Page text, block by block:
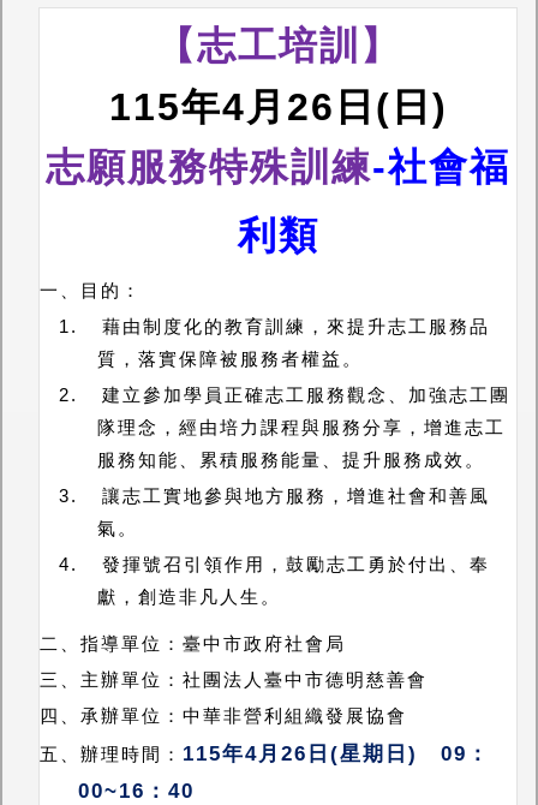
【志工培訓】
115年4月26日(日)
志願服務特殊訓練-社會福
利類
一、
目的：
1.
藉由制度化的教育訓練，來提升志工服務品
質，落實保障被服務者權益。
2.
建立參加學員正確志工服務觀念、加強志工團
隊理念，經由培力課程與服務分享，增進志工
服務知能、累積服務能量、提升服務成效。
3.
讓志工實地參與地方服務，增進社會和善風
氣。
4.
發揮號召引領作用，鼓勵志工勇於付出、奉
獻，創造非凡人生。
二、 指導單位：臺中市政府社會局
三、 主辦單位： 社團法人臺中市德明慈善會
四、承辦單位： 中華非營利組織發展協會
五、 辦理時間： 115年4月 26 日 (星期日 ) 09 ：
00~16 ：40